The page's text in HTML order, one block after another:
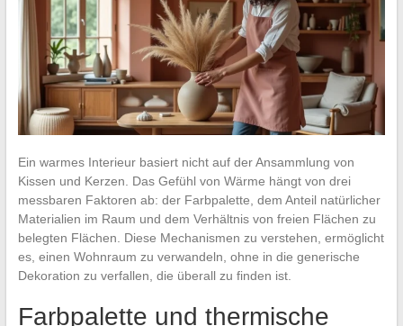
Ein warmes Interieur basiert nicht auf der Ansammlung von
Kissen und Kerzen. Das Gefühl von Wärme hängt von drei
messbaren Faktoren ab: der Farbpalette, dem Anteil natürlicher
Materialien im Raum und dem Verhältnis von freien Flächen zu
belegten Flächen. Diese Mechanismen zu verstehen, ermöglicht
es, einen Wohnraum zu verwandeln, ohne in die generische
Dekoration zu verfallen, die überall zu finden ist.
Farbpalette und thermische